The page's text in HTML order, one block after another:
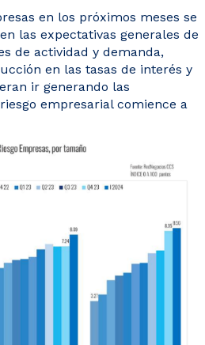
en los próximos meses se
las expectativas generales de
de actividad y demanda,
en las tasas de interés y
ir generando las
empresarial comience a